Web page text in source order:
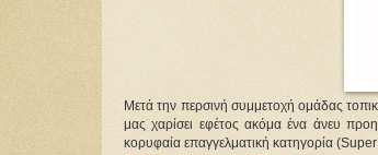
Μετά την περσινή συμμετοχή ομάδας
μας χαρίσει εφέτος ακόμα ένα άνευ
κορυφαία επαγγελματική κατηγορία